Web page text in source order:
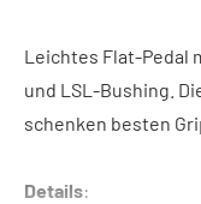
Leichtes Flat-Pedal
und LSL-Bushing.
schenken besten
Details: